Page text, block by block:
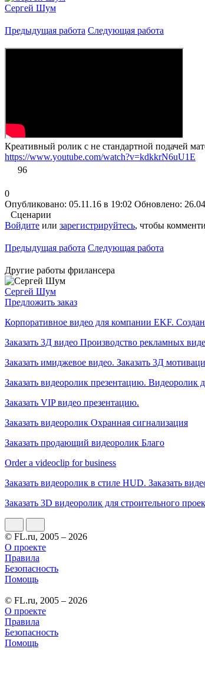
Сергей Шум
Предыдущая работа Следующая работа
Креативный ролик с не стандартной подачей
https://www.youtube.com/watch?v=kdkkrN6uU1E
96
0
Опубликовано: 05.11.16 в 19:02 Обновлено:
Сценарии
Войдите или зарегистрируйтесь, чтобы
Предыдущая работа Следующая работа
Другие работы фрилансера
Сергей Шум
Предложить заказ
Корпоративное видео для компании EKF.
Заказать 3Д видео Производство рекламных
Заказать имиджевое видео. Заказать 3Д
Заказать видеоролик презентацию. Видеоролик
Заказать VIP видео презентацию.
Заказать видеоролик Охранная сигнализация
Заказать продающий видеоролик Благо
Order a videoclip for business
Заказать видеоролик в стиле HUD. Заказать
Заказать 3D видеоролик для строительного
© FL.ru, 2005 – 2026
О проекте
Правила
Безопасность
Помощь
© FL.ru, 2005 – 2026
О проекте
Правила
Безопасность
Помощь